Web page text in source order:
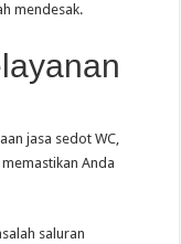
mendesak.
jasa sedot WC,
Anda
saluran